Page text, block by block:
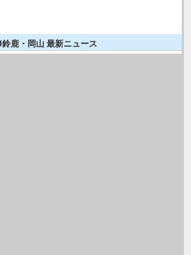
鹿・岡山 最新ニュース